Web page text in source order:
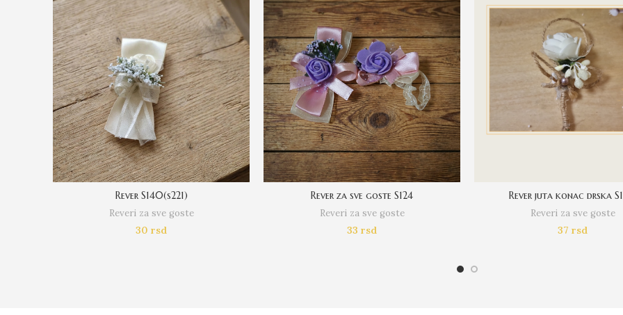
Rever S140(s221)
Reveri za sve goste
30 rsd
Rever za sve goste S124
Reveri za sve goste
33 rsd
Rever juta konac drska
Reveri za sve goste
37 rsd